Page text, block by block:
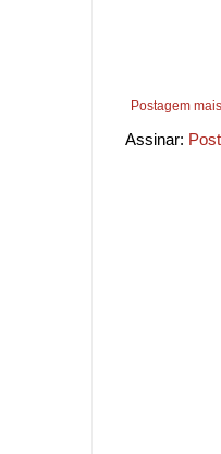
Postagem
Assinar: